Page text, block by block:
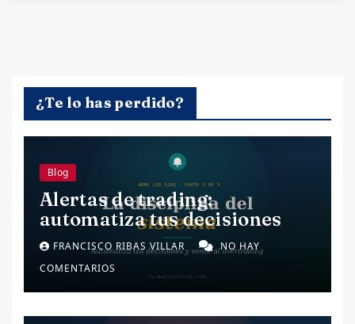
¿Te lo has perdido?
Blog
Alertas de trading:
automatiza tus decisiones
FRANCISCO RIBAS VILLAR
NO HAY
COMENTARIOS